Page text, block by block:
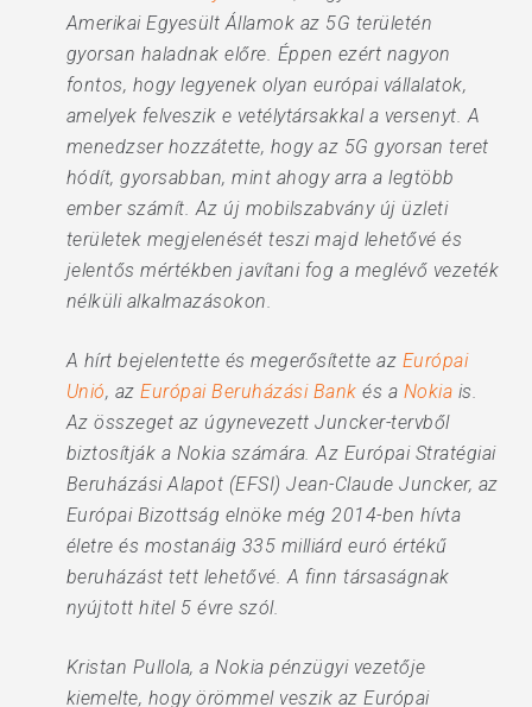
Amerikai Egyesült Államok az 5G területén
gyorsan haladnak előre. Éppen ezért nagyon
fontos, hogy legyenek olyan európai vállalatok,
amelyek felveszik e vetélytársakkal a versenyt. A
menedzser hozzátette, hogy az 5G gyorsan teret
hódít, gyorsabban, mint ahogy arra a legtöbb
ember számít. Az új mobilszabvány új üzleti
területek megjelenését teszi majd lehetővé és
jelentős mértékben javítani fog a meglévő vezeték
nélküli alkalmazásokon.
A hírt bejelentette és megerősítette az Európai
Unió, azEurópai Beruházási Bank és a Nokia is.
Az összeget az úgynevezett Juncker-tervből
biztosítják a Nokia számára. Az Európai Stratégiai
Beruházási Alapot (EFSI) Jean-Claude Juncker, az
Európai Bizottság elnöke még 2014-ben hívta
életre és mostanáig 335 milliárd euró értékű
beruházást tett lehetővé. A finn társaságnak
nyújtott hitel 5 évre szól.
Kristan Pullola, a Nokia pénzügyi vezetője
kiemelte, hogy örömmel veszik az Európai